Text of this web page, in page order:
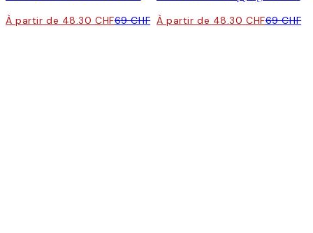
À partir de 48.30 CHF69 CHF À partir de 48.30 CHF69 CHF